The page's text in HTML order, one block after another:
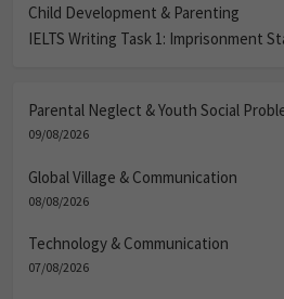
Child Development & Parenting
IELTS Writing Task 1: Imprisonment
Parental Neglect & Youth Social
09/08/2026
Global Village & Communication
08/08/2026
Technology & Communication
07/08/2026